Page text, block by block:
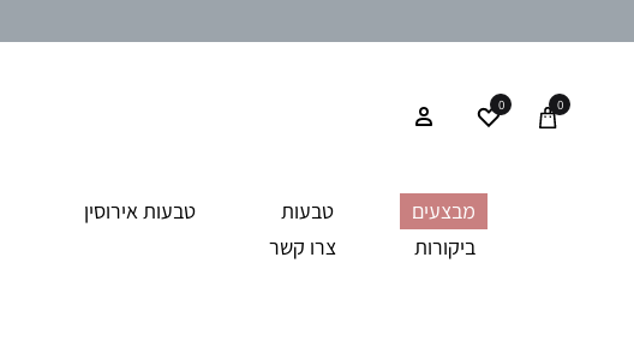
0
0
מבצעים טבעות טבעות אירוסין
ביקורות
צרו קשר